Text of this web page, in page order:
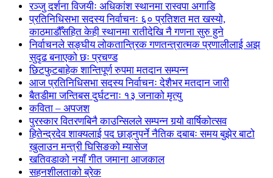
रञ्जु दर्शना विजयीः अधिकांश स्थानमा रास्वपा अगाडि
प्रतिनिधिसभा सदस्य निर्वाचनः ६० प्रतिशत मत खस्यो,
काठमाडौँसहित केही स्थानमा रातीदेखि नै गणना सुरु हुने
निर्वाचनले सङ्घीय लोकतान्त्रिक गणतन्त्रात्मक प्रणालीलाई अझ
सुदृढ बनाएको छः प्रचण्ड
छिटफुटबाहेक शान्तिपूर्ण रुपमा मतदान सम्पन्न
आज प्रतिनिधिसभा सदस्य निर्वाचनः देशैभर मतदान जारी
बैतडीमा जन्तिबस दुर्घटनाः १३ जनाको मृत्यु
कविता – अपजश
पुरस्कार वितरणबिनै काउन्सिलले सम्पन्न गर्‍यो वार्षिकोत्सव
हितेन्द्रदेव शाक्यलाई पद छाड्नुपर्ने नैतिक दबाबः समय बुझेर बाटो
खुलाउन मन्त्री घिसिङको म्यासेज
खतिवडाको नयाँ गीत जमाना आजकाल
सहनशीलताको ब्रेक